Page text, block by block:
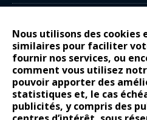
Nous utilisons des cookies
similaires pour faciliter
fournir nos services, ou
comment vous utilisez
pouvoir apporter des
statistiques et, le cas
publicités, y compris des
14 juillet : nouveau film de marque
Renault Espace : voyage, voyage…
Peugeot E-208 GTi : naissance d’une
COMMENTAIRES RÉCENTS